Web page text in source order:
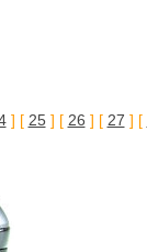
] [ 25] [ 26 ] [ 27 ] [